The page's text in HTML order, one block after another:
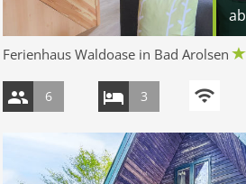
ab
Ferienhaus Waldoase in Bad Arolsen
6 3